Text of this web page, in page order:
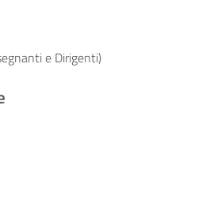
e Dirigenti)